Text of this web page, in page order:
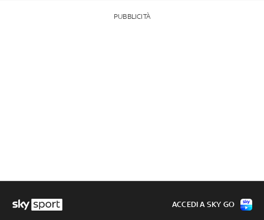
PUBBLICITÀ
ACCEDI A SKY GO